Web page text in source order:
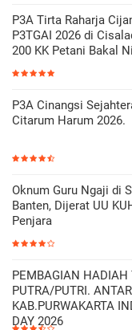
P3A Tirta Raharja
P3TGAI 2026 di
200 KK Petani Bakal
P3A Cinangsi
Citarum Harum 2026.
Oknum Guru Ngaji di
Banten, Dijerat UU
Penjara
PEMBAGIAN HADIAH
PUTRA/PUTRI.
KAB.PURWAKARTA
DAY 2026